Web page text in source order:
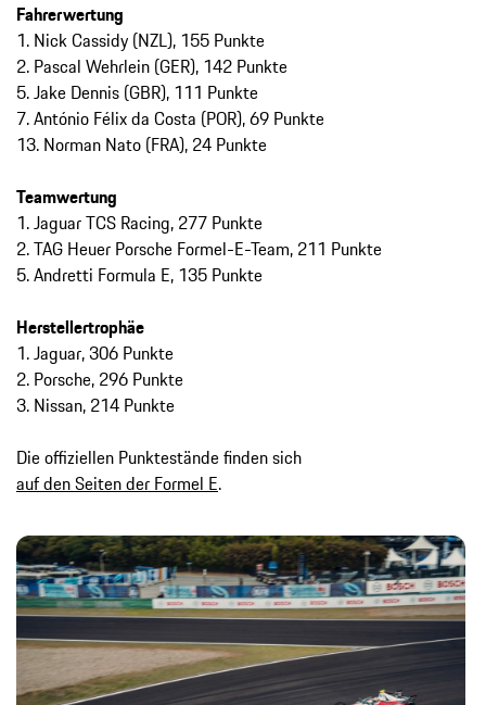
Fahrerwertung
1. Nick Cassidy (NZL), 155 Punkte
2. Pascal Wehrlein (GER), 142 Punkte
5. Jake Dennis (GBR), 111 Punkte
7. António Félix da Costa (POR), 69 Punkte
13. Norman Nato (FRA), 24 Punkte
Teamwertung
1. Jaguar TCS Racing, 277 Punkte
2. TAG Heuer Porsche Formel-E-Team, 211 Punkte
5. Andretti Formula E, 135 Punkte
Herstellertrophäe
1. Jaguar, 306 Punkte
2. Porsche, 296 Punkte
3. Nissan, 214 Punkte
Die offiziellen Punktestände finden sich
auf den Seiten der Formel E.